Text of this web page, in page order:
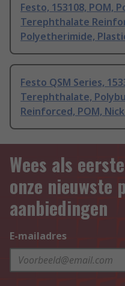
Festo, 153108, POM,
Terephthalate
Polyetherimide,
Festo QSM Series,
Terephthalate,
Reinforced, POM,
Wees als
onze nieuwste
aanbiedingen
E-mailadres